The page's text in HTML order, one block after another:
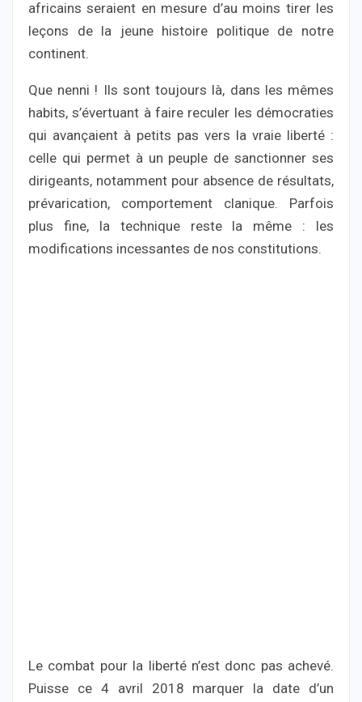
africains seraient en mesure d’au moins tirer les
leçons de la jeune histoire politique de notre
continent.
Que nenni ! Ils sont toujours là, dans les mêmes
habits, s’évertuant à faire reculer les démocraties
qui avançaient à petits pas vers la vraie liberté :
celle qui permet à un peuple de sanctionner ses
dirigeants, notamment pour absence de résultats,
prévarication, comportement clanique. Parfois
plus fine, la technique reste la même : les
modifications incessantes de nos constitutions.
Le combat pour la liberté n’est donc pas achevé.
Puisse ce 4 avril 2018 marquer la date d’un